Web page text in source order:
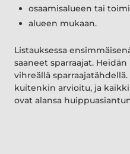
osaamisalueen tai
alueen mukaan.
Listauksessa
saaneet sparraajat.
vihreällä sparraajatähdellä.
kuitenkin arvioitu, ja
ovat alansa